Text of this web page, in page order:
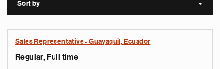
Sort by Sort
Sales Representative - Guayaquil, Ecuador
Regular, Full time